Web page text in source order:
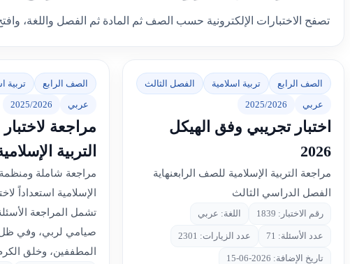
تصفح الاختبارات الإلكترونية حسب الصف ثم المادة ثم الفصل واللغة،
الصف الرابع تربية اسلامية
الفصل الثالث
عربي
2025/2026
اختبار تجريبي وفق الهيكل
2026
مراجعة التربية الإسلامية للصف الرابعنهاية
الفصل الدراسي الثالث
رقم الاختبار: 1839 اللغة: عربي
عدد الأسئلة: 71 عدد الزيارات: 2301
تاريخ الإضافة: 2026-06-15
الصف الرابع تربية
عربي
2025/2026
مراجعة لاختبار
التربية
مراجعة شاملة ومنظمة
الإسلامية استعداداً
تشمل المراجعة
صيامي لربي، وفي
المطففين، وخلق